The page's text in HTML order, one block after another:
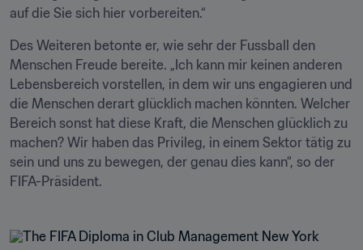
auf die Sie sich hier vorbereiten.“
Des Weiteren betonte er, wie sehr der Fussball den
Menschen Freude bereite. „Ich kann mir keinen anderen
Lebensbereich vorstellen, in dem wir uns engagieren und
die Menschen derart glücklich machen könnten. Welcher
Bereich sonst hat diese Kraft, die Menschen glücklich zu
machen? Wir haben das Privileg, in einem Sektor tätig zu
sein und uns zu bewegen, der genau dies kann“, so der
FIFA-Präsident.